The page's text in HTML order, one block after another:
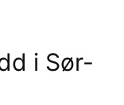
i Sør-